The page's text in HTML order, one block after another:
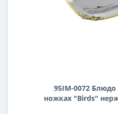
95IM-0072
ножках "Birds"